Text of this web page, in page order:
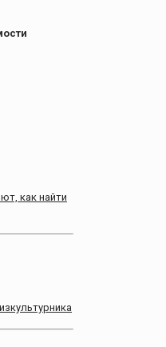
как найти